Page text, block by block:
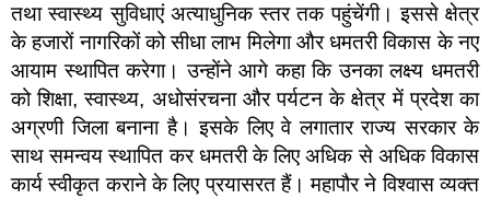
तथा स्वास्थ्य सुविधाएं अत्याधुनिक स्तर तक पहुंचेंगी। इससे क्षेत्र
के हजारों नागरिकों को सीधा लाभ मिलेगा और धमतरी विकास के नए
आयाम स्थापित करेगा। उन्होंने आगे कहा कि उनका लक्ष्य धमतरी
को शिक्षा, स्वास्थ्य, अधोसंरचना और पर्यटन के क्षेत्र में प्रदेश का
अग्रणी जिला बनाना है। इसके लिए वे लगातार राज्य सरकार के
साथ समन्वय स्थापित कर धमतरी के लिए अधिक से अधिक विकास
कार्य स्वीकृत कराने के लिए प्रयासरत हैं। महापौर ने विश्वास व्यक्त